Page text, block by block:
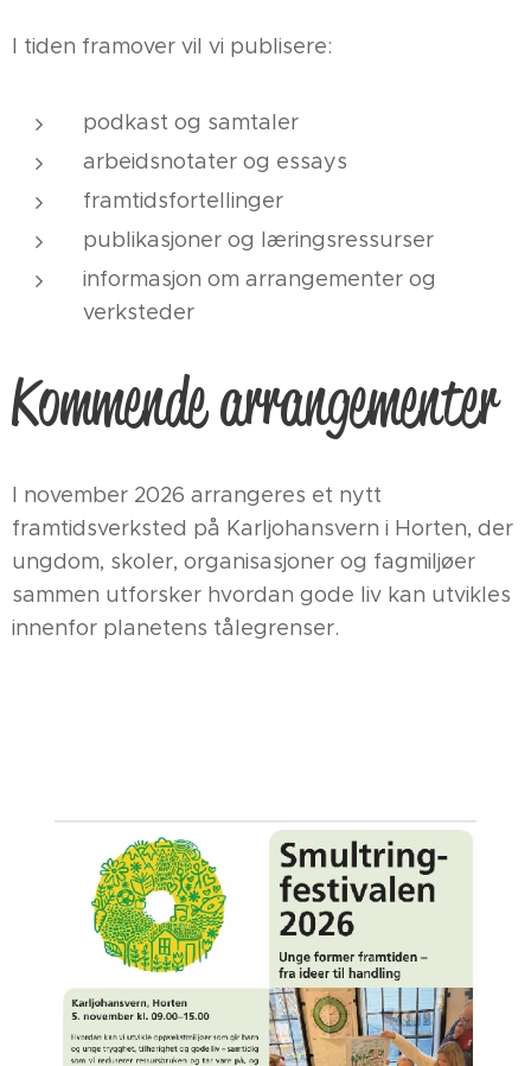
I tiden framover vil vi publisere:
podkast og samtaler
arbeidsnotater og essays
framtidsfortellinger
publikasjoner og læringsressurser
informasjon om arrangementer og
verksteder
Kommende arrangementer
I november 2026 arrangeres et nytt
framtidsverksted på Karljohansvern i Horten, der
ungdom, skoler, organisasjoner og fagmiljøer
sammen utforsker hvordan gode liv kan utvikles
innenfor planetens tålegrenser.